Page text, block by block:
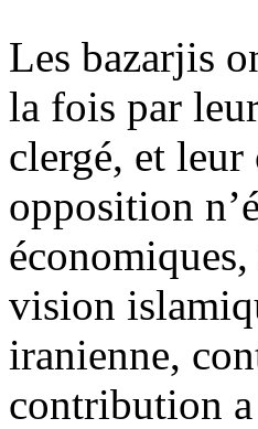
Les bazarjis
la fois par
clergé, et leur
opposition
vision
iranienne,
contribution